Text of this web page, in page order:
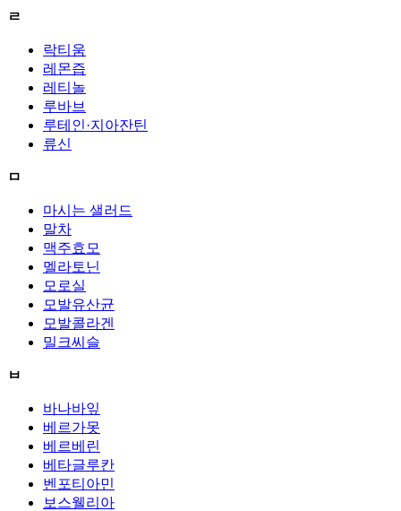
ㄹ
락티움
레몬즙
레티놀
루바브
루테인·지아잔틴
류신
ㅁ
마시는 샐러드
말차
맥주효모
멜라토닌
모로실
모발유산균
모발콜라겐
밀크씨슬
ㅂ
바나바잎
베르가못
베르베린
베타글루칸
벤포티아민
보스웰리아